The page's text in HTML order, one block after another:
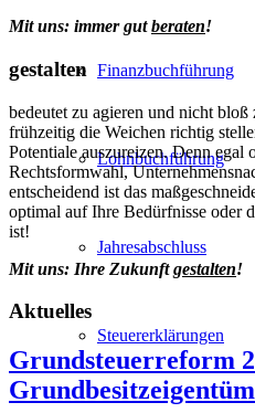
Finanzbuchführung
Lohnbuchführung
Jahresabschluss
Steuererklärungen
Mit uns: immer gutberaten!
gestalten
bedeutet zu agieren und nicht bloß
frühzeitig die Weichen richtig
Potentiale auszureizen. Denn egal
Rechtsformwahl,
entscheidend ist das
optimal auf Ihre Bedürfnisse oder
ist!
Mit uns: Ihre Zukunftgestalten!
Aktuelles
Grundsteuerreform